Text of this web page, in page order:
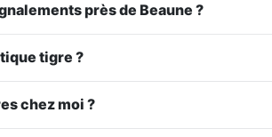
près de Beaune ?
tigre ?
chez moi ?